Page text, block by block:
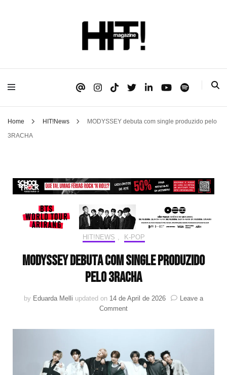
HIT!Magazine
Home HIT!News
MODYSSEY debuta com single produzido pelo
3RACHA
HIT!NEWS K-POP
MODYSSEY debuta com single produzido
pelo 3RACHA
by Eduarda Melli updated on 14 de April de 2026
Leave a
Commenton
debuta
produzido
pelo